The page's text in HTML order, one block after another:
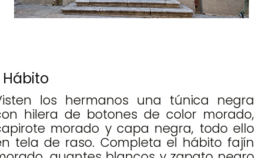
Hábito
los hermanos una túnica negra
hilera de botones de color morado,
morado y capa negra, todo ello
tela de raso. Completa el hábito fajín